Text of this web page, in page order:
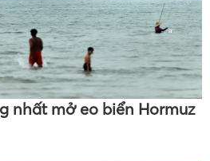
nhất mở eo biển Hormuz